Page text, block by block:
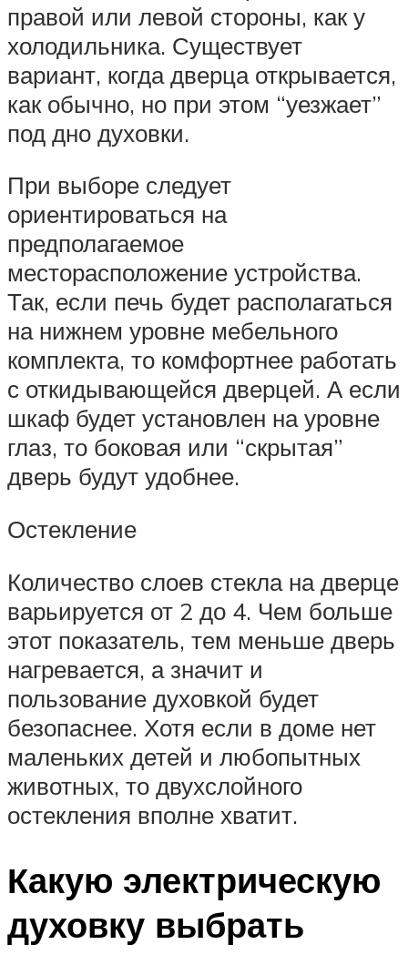
правой или левой стороны, как у
холодильника. Существует
вариант, когда дверца открывается,
как обычно, но при этом “уезжает”
под дно духовки.
При выборе следует
ориентироваться на
предполагаемое
месторасположение устройства.
Так, если печь будет располагаться
на нижнем уровне мебельного
комплекта, то комфортнее работать
с откидывающейся дверцей. А если
шкаф будет установлен на уровне
глаз, то боковая или “скрытая”
дверь будут удобнее.
Остекление
Количество слоев стекла на дверце
варьируется от 2 до 4. Чем больше
этот показатель, тем меньше дверь
нагревается, а значит и
пользование духовкой будет
безопаснее. Хотя если в доме нет
маленьких детей и любопытных
животных, то двухслойного
остекления вполне хватит.
Какую электрическую
духовку выбрать